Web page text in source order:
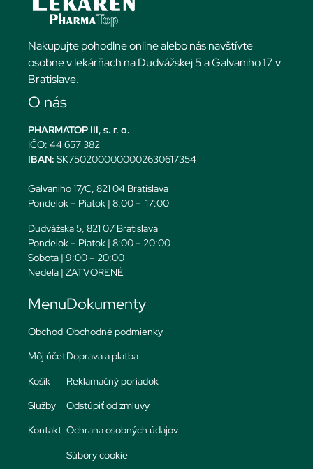
Nakupujte pohodlne online alebo nás navštívte
osobne v lekárňach na Dudvážskej 5 a Galvaniho 17 v
Bratislave.
O nás
PHARMATOP III, s. r. o.
IČO: 44 657 382
IBAN: SK7502000000002630617354
Galvaniho 17/C, 821 04 Bratislava
Pondelok – Piatok | 8:00 – 17:00
Dudvážska 5, 821 07 Bratislava
Pondelok – Piatok | 8:00 – 20:00
Sobota | 9:00 – 20:00
Nedeľa | ZATVORENÉ
Menu
Obchod
Môj účet
Košík
Služby
Kontakt
Dokumenty
Obchodné podmienky
Doprava a platba
Reklamačný poriadok
Odstúpiť od zmluvy
Ochrana osobných údajov
Súbory cookie